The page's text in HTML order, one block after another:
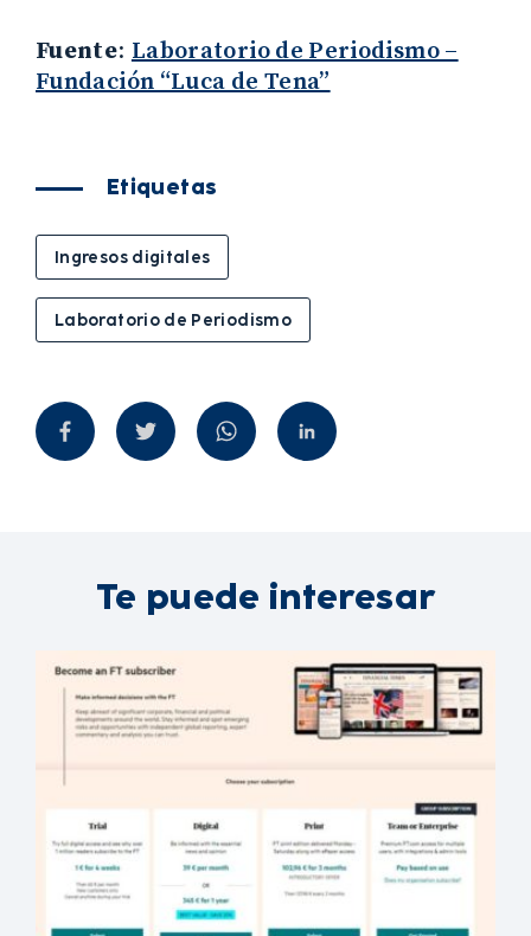
Fuente:Laboratorio de Periodismo –
Fundación “Luca de Tena”
Etiquetas
Ingresos digitales
Laboratorio de Periodismo
Te puede interesar